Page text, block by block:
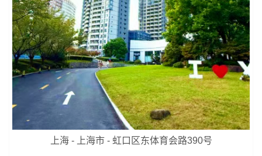
上海 - 上海市 - 虹口区东体育会路390号